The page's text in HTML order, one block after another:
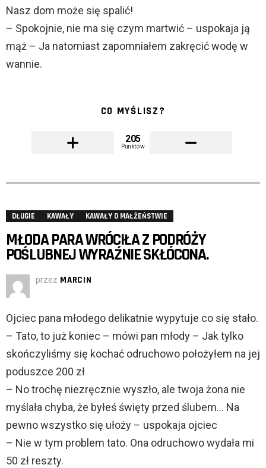
Nasz dom może się spalić!
– Spokojnie, nie ma się czym martwić – uspokaja ją
mąż – Ja natomiast zapomniałem zakręcić wodę w
wannie.
CO MYŚLISZ?
205
Punktów
DŁUGIE KAWAŁY KAWAŁY O MAŁŻEŃSTWIE
MŁODA PARA WRÓCIŁA Z PODRÓŻY
POŚLUBNEJ WYRAŹNIE SKŁÓCONA.
przez MARCIN
Ojciec pana młodego delikatnie wypytuje co się stało.
– Tato, to już koniec – mówi pan młody – Jak tylko
skończyliśmy się kochać odruchowo położyłem na jej
poduszce 200 zł
– No trochę niezręcznie wyszło, ale twoja żona nie
myślała chyba, że byłeś święty przed ślubem… Na
pewno wszystko się ułoży – uspokaja ojciec
– Nie w tym problem tato. Ona odruchowo wydała mi
50 zł reszty.